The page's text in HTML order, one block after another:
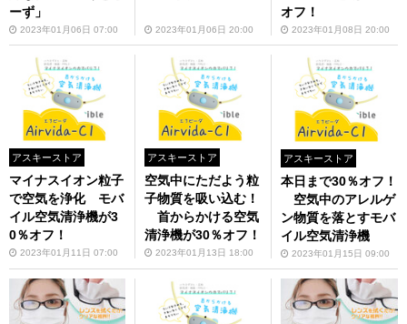
ーず」
2023年01月06日 07:00 2023年01月06日 20:00
オフ！
2023年01月08日 20:00
アスキーストア
マイナスイオン粒子
で空気を浄化 モバ
イル空気清浄機が3
0％オフ！
2023年01月11日 07:00
アスキーストア
空気中にただよう粒
子物質を吸い込む！
首からかける空気
清浄機が30％オフ！
2023年01月13日 18:00
アスキーストア
本日まで30％オフ！
空気中のアレルゲ
ン物質を落とすモバ
イル空気清浄機
2023年01月15日 09:00